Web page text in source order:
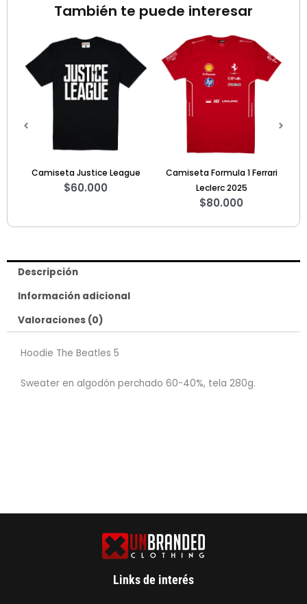
También te puede interesar
League
Camiseta Formula 1 Ferrari
Camiseta F1
Descripción
Información adicional
Valoraciones (0)
Hoodie The Beatles 5
Sweater en algodón perchado 60-40%, tela 280g.
Links de interés